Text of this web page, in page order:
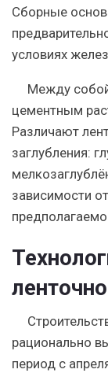
Сборные
условиях
Между
цементным
Различают
заглубления:
зависимости
рационально
период с